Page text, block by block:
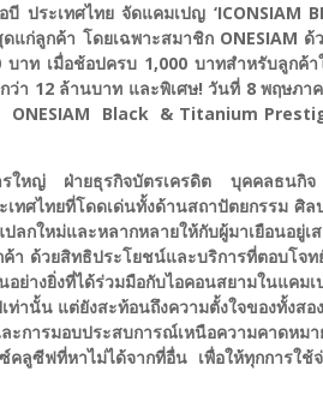
ประเทศไทย จัดแคมเปญ ‘ICONSIAM
แก่ลูกค้า โดยเฉพาะสมาชิก ONESIAM
าท เมื่อช้อปครบ 1,000 บาทสำหรับลูกค้
ว่า 12 ล้านบาท และพิเศษ! วันที่ 8 พฤษภ
Black & Titanium
ใหญ่ ฝ่ายธุรกิจบัตรเครดิต บุคคลธนกิ
ทศไทยที่โดดเด่นทั้งด้านสถาปัตยกรรม ศิ
กใหม่และหลากหลายให้กับผู้มาเยือนอยู่เ
า ด้วยสิทธิประโยชน์และบริการที่ตอบโจ
างยิ่งที่ได้ร่วมมือกับไอคอนสยามในแคมเ
ท่านั้น แต่ยังสะท้อนถึงความตั้งใจของทั้งสอ
ะการมอบประสบการณ์เหนือความคาดหม
ลูซีฟที่หาไม่ได้จากที่อื่น เพื่อให้ทุกการใช้